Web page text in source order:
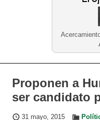
Proponen a
ser candidato
31 mayo, 2015